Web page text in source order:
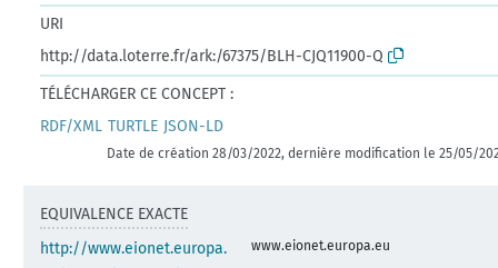
URI
http://data.loterre.fr/ark:/67375/BLH-CJQ11900-Q
TÉLÉCHARGER CE CONCEPT :
RDF/XML TURTLE JSON-LD
Date de création 28/03/2022, dernière modification le 25/05/
EQUIVALENCE EXACTE
http://www.eionet.europa.
www.eionet.europa.eu